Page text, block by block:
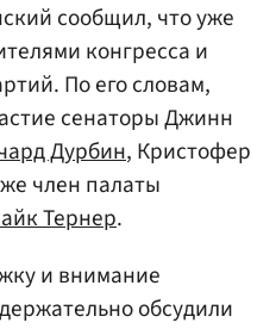
сообщил, что уже
конгресса и
По его словам,
сенаторы Джинн
Дурбин, Кристофер
член палаты
Тернер.
и внимание
обсудили